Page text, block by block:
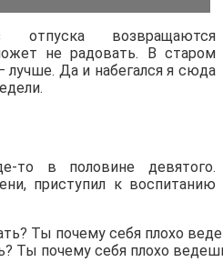
возвращаются
не радовать. В старом
Да и набегался я сюда
то в половине девятого.
приступил к воспитанию
Ты почему себя плохо